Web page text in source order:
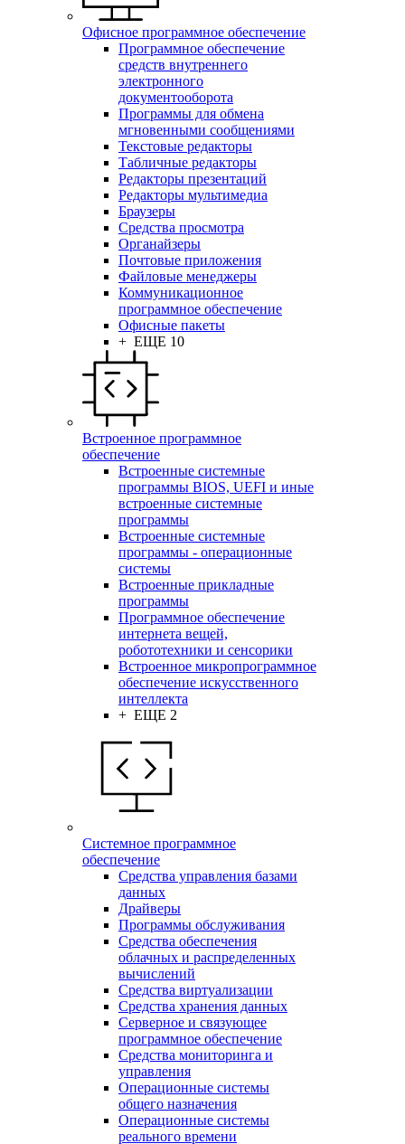
Офисное программное обеспечение
Программное обеспечение
средств внутреннего
электронного
документооборота
Программы для обмена
мгновенными сообщениями
Текстовые редакторы
Табличные редакторы
Редакторы презентаций
Редакторы мультимедиа
Браузеры
Средства просмотра
Органайзеры
Почтовые приложения
Файловые менеджеры
Коммуникационное
программное обеспечение
Офисные пакеты
+ ЕЩЕ 10
Встроенное программное
обеспечение
Встроенные системные
программы BIOS, UEFI и иные
встроенные системные
программы
Встроенные системные
программы - операционные
системы
Встроенные прикладные
программы
Программное обеспечение
интернета вещей,
робототехники и сенсорики
Встроенное микропрограммное
обеспечение искусственного
интеллекта
+ ЕЩЕ 2
Системное программное
обеспечение
Средства управления базами
данных
Драйверы
Программы обслуживания
Средства обеспечения
облачных и распределенных
вычислений
Средства виртуализации
Средства хранения данных
Серверное и связующее
программное обеспечение
Средства мониторинга и
управления
Операционные системы
общего назначения
Операционные системы
реального времени